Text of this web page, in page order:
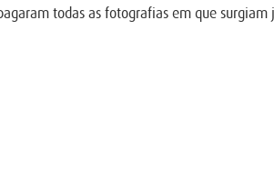
todas as fotografias em que